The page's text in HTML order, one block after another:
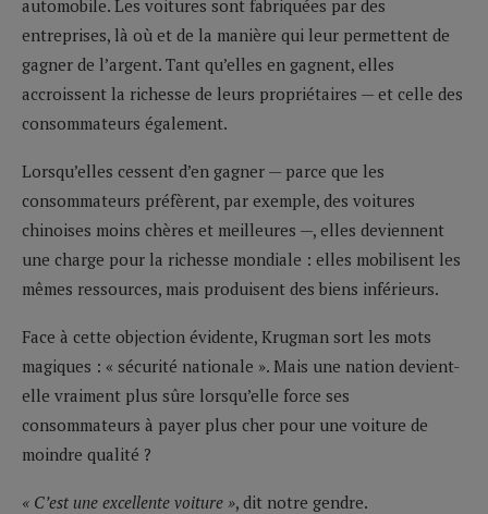
automobile. Les voitures sont fabriquées par des
entreprises, là où et de la manière qui leur permettent de
gagner de l’argent. Tant qu’elles en gagnent, elles
accroissent la richesse de leurs propriétaires — et celle des
consommateurs également.
Lorsqu’elles cessent d’en gagner — parce que les
consommateurs préfèrent, par exemple, des voitures
chinoises moins chères et meilleures —, elles deviennent
une charge pour la richesse mondiale : elles mobilisent les
mêmes ressources, mais produisent des biens inférieurs.
Face à cette objection évidente, Krugman sort les mots
magiques : « sécurité nationale ». Mais une nation devient-
elle vraiment plus sûre lorsqu’elle force ses
consommateurs à payer plus cher pour une voiture de
moindre qualité ?
« C’est une excellente voiture », dit notre gendre.